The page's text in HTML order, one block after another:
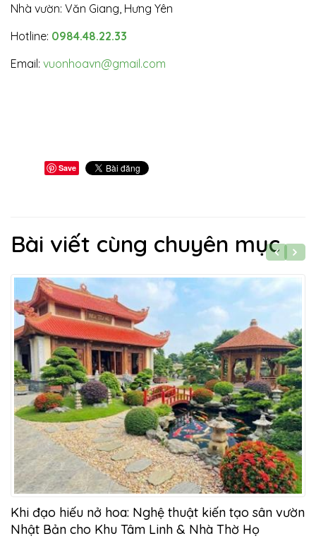
Nhà vườn: Văn Giang, Hưng Yên
Hotline: 0984.48.22.33
Email: vuonhoavn@gmail.com
Save
Bài viết cùng chuyên mục
Khi đạo hiếu nở hoa: Nghệ thuật kiến tạo sân vườn
Nhật Bản cho Khu Tâm Linh & Nhà Thờ Họ